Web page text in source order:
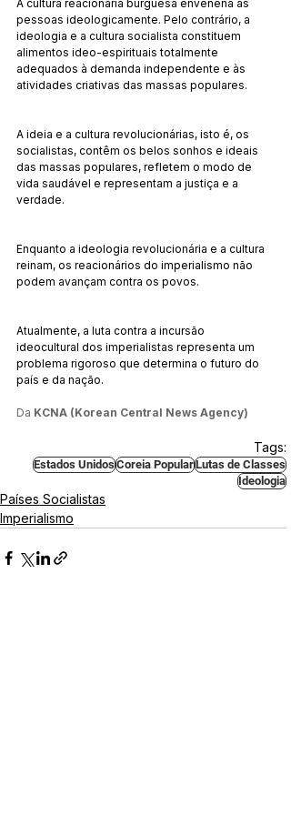
A cultura reacionária burguesa envenena as
pessoas ideologicamente. Pelo contrário, a
ideologia e a cultura socialista constituem
alimentos ideo-espirituais totalmente
adequados à demanda independente e às
atividades criativas das massas populares.
A ideia e a cultura revolucionárias, isto é, os
socialistas, contêm os belos sonhos e ideais
das massas populares, refletem o modo de
vida saudável e representam a justiça e a
verdade.
Enquanto a ideologia revolucionária e a cultura
reinam, os reacionários do imperialismo não
podem avançam contra os povos.
Atualmente, a luta contra a incursão
ideocultural dos imperialistas representa um
problema rigoroso que determina o futuro do
país e da nação.
Da KCNA (Korean Central News Agency)
Tags:
Estados UnidosCoreia PopularLutas de Classes
Ideologia
Países Socialistas
Imperialismo